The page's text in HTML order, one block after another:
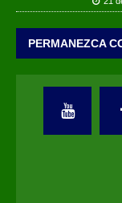
PERMANEZCA